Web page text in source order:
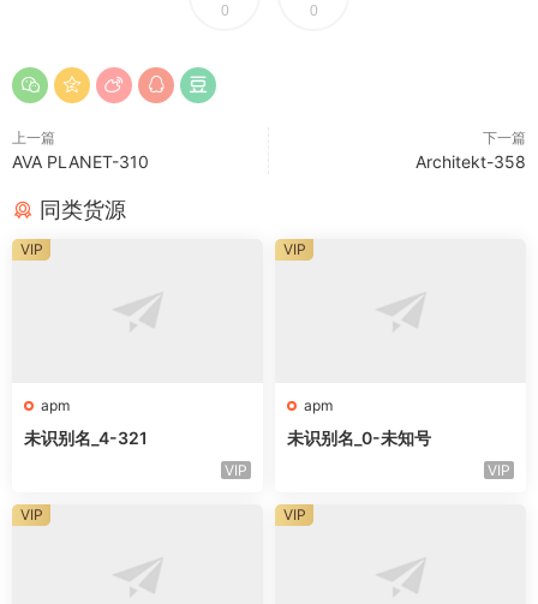
0 0
上一篇
AVA PLANET-310
下一篇
Architekt-358
同类货源
apm
未识别名_4-321
VIP
VIP
apm
未识别名_0-未知号
VIP
VIP
VIP VIP